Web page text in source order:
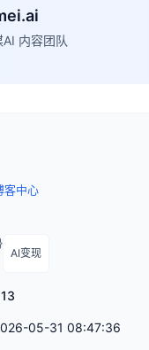
AI 内容团队
客中心
AI变现
05-31 08:47:36